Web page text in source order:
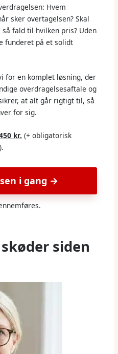
Hvem
sker overtagelsen? Skal
fald til hvilken pris? Uden
funderet på et solidt
for en komplet løsning, der
overdragelsesaftale og
at alt går rigtigt til, så
for sig.
kr. (+ obligatorisk
i gang →
siden